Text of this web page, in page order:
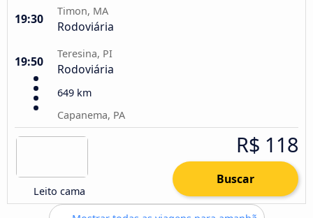
19:30
Timon, MA
Rodoviária
19:50
Teresina, PI
Rodoviária
649 km
Capanema, PA
Leito cama
R$ 118
Buscar